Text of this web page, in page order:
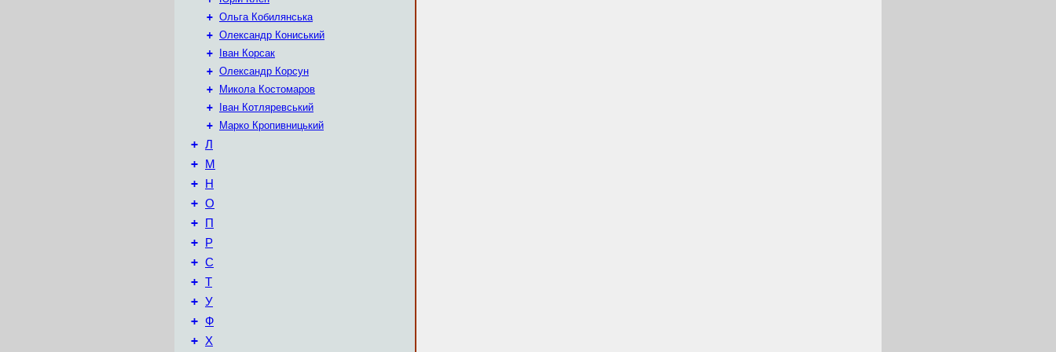
+ Ольга Кобилянська
+ Олександр Кониський
+
Іван Корсак
+ Олександр Корсун
+
Микола Костомаров
+
Іван Котляревський
+
Марко Кропивницький
+ Л
+ М
+ Н
+ О
+ П
+ Р
+ С
+ Т
+ У
+ Ф
+ Х